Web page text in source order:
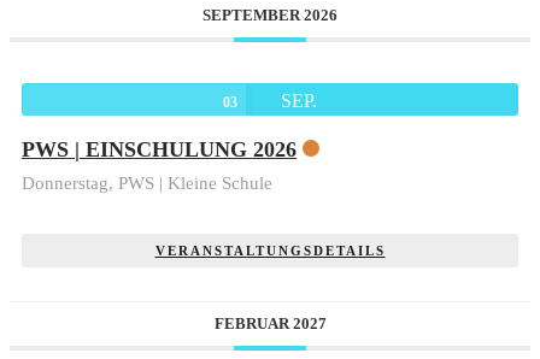
SEPTEMBER 2026
03 SEP.
PWS | EINSCHULUNG 2026
Donnerstag, PWS | Kleine Schule
VERANSTALTUNGSDETAILS
FEBRUAR 2027